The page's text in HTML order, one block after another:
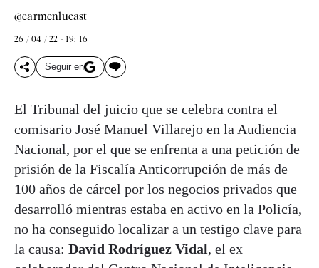
@carmenlucast
26 / 04 / 22 - 19: 16
Seguir en
El Tribunal del juicio que se celebra contra el
comisario José Manuel Villarejo en la Audiencia
Nacional, por el que se enfrenta a una petición de
prisión de la Fiscalía Anticorrupción de más de
100 años de cárcel por los negocios privados que
desarrolló mientras estaba en activo en la Policía,
no ha conseguido localizar a un testigo clave para
la causa: David Rodríguez Vidal, el ex